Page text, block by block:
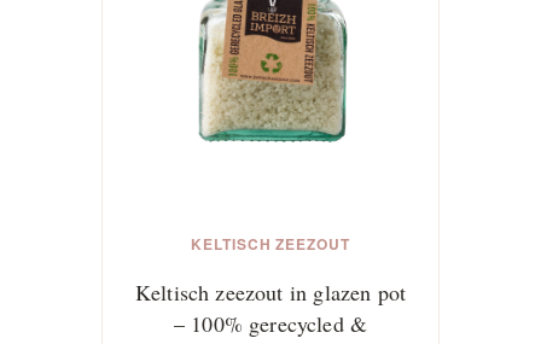
KELTISCH ZEEZOUT
Keltisch zeezout in glazen pot
– 100% gerecycled &